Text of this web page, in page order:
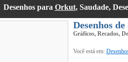
Desenhos para Orkut, Saudade,
Desenhos
Gráficos, Recados,
Você está em: